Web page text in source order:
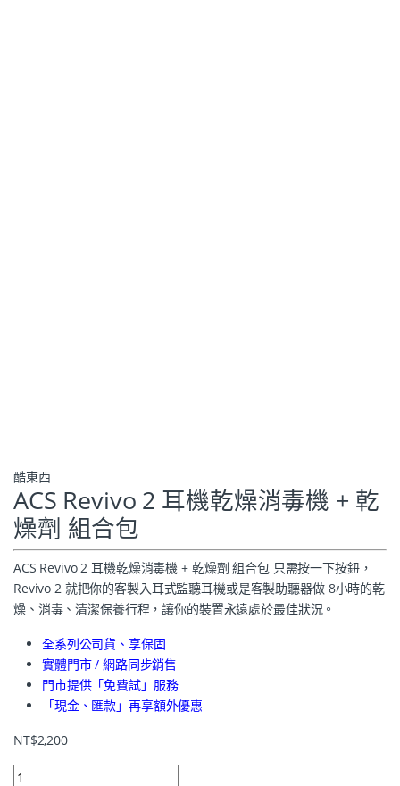
酷東西
ACS Revivo 2 耳機乾燥消毒機 + 乾
燥劑 組合包
ACS Revivo 2 耳機乾燥消毒機 + 乾燥劑 組合包 只需按一下按鈕，
Revivo 2 就把你的客製入耳式監聽耳機或是客製助聽器做 8小時的乾
燥、消毒、清潔保養行程，讓你的裝置永遠處於最佳狀況。
全系列公司貨、享保固
實體門市 / 網路同步銷售
門市提供「免費試」服務
「現金、匯款」再享額外優惠
NT$2,200